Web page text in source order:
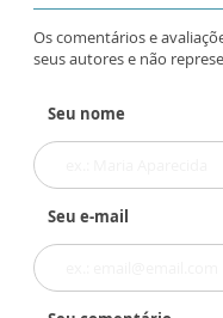
Os comentários e
seus autores e não
Seu nome
Seu e-mail